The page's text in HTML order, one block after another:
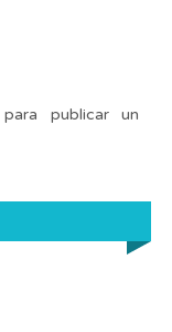
para publicar un